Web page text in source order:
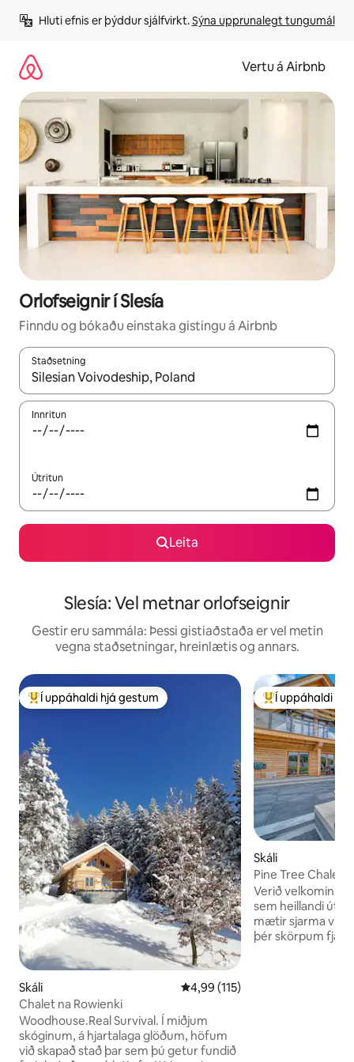
beint
Hluti efnis er þýddur sjálfvirkt. Sýna upprunalegt tungumál
Vertu á Airbnb
Orlofseignir í Slesía
Finndu og bókaðu einstaka gistingu á Airbnb
Staðsetning
Þegar niðurstöður liggja fyrir skaltu nota upp og niður
Innritun
Útritun
Leita
Slesía: Vel metnar orlofseignir
Gestir eru sammála: Þessi gistiaðstaða er vel metin
vegna staðsetningar, hreinlætis og annars.
Í mestu uppáhaldi hjá gestum
Í uppáhaldi hjá gestum
Skáli 4,99 af 5 í meðaleinkunn, 115
4,99 (115)
Chalet na Rowienki
Woodhouse.Real Survival. Í miðjum
skóginum, á hjartalaga glöðum, höfum
við skapað stað þar sem þú getur fundið
Í mestu
Í uppáhaldi
Skáli
Pine Tree Chalet
útsýni yfir Babia
Verið velkomin í
sem heillandi
mætir sjarma
þér skörpum